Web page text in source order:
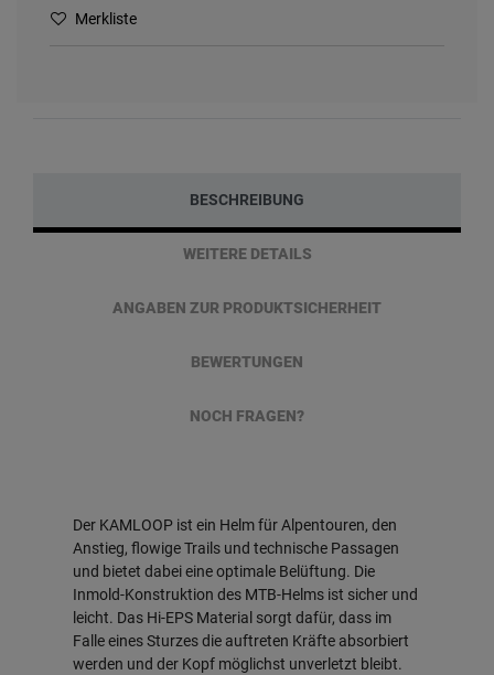
Merkliste
BESCHREIBUNG
WEITERE DETAILS
ANGABEN ZUR PRODUKTSICHERHEIT
BEWERTUNGEN
NOCH FRAGEN?
Der KAMLOOP ist ein Helm für Alpentouren, den
Anstieg, flowige Trails und technische Passagen
und bietet dabei eine optimale Belüftung. Die
Inmold-Konstruktion des MTB-Helms ist sicher und
leicht. Das Hi-EPS Material sorgt dafür, dass im
Falle eines Sturzes die auftreten Kräfte absorbiert
werden und der Kopf möglichst unverletzt bleibt.